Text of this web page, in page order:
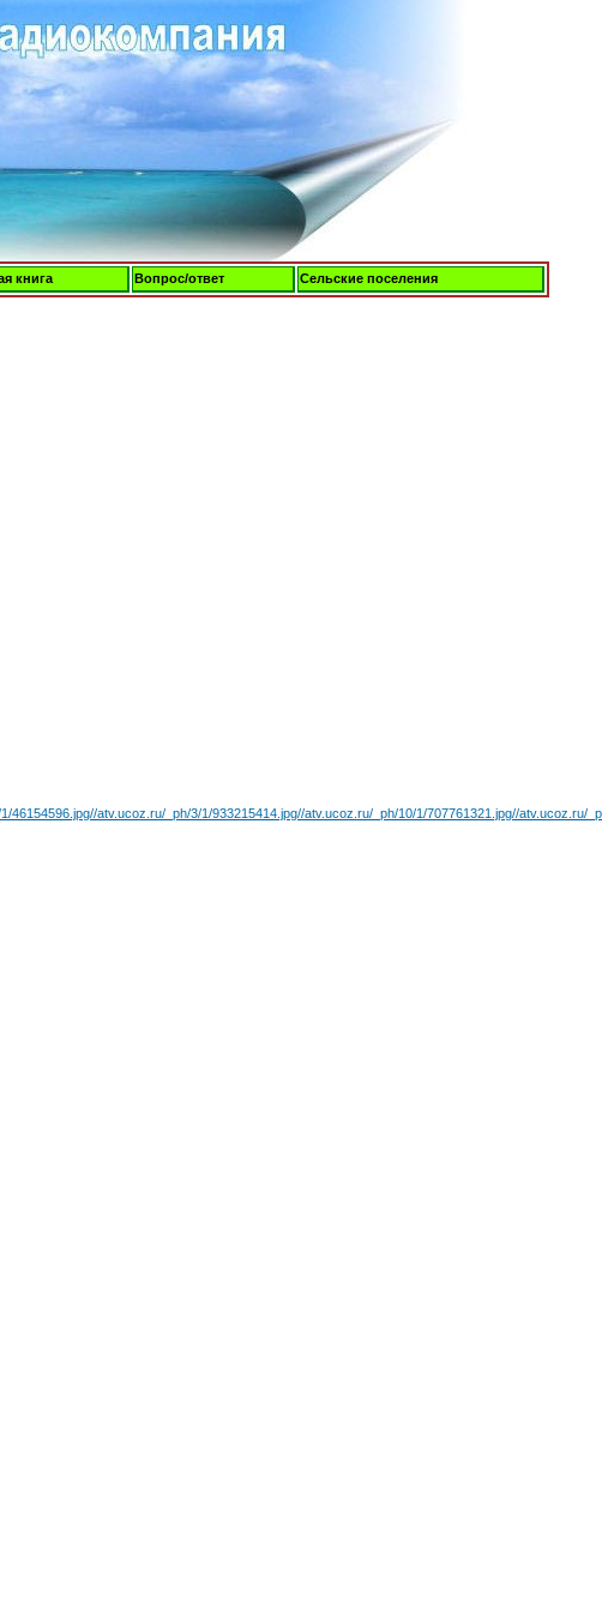
книга Вопрос/ответ Сельские поселения
46154596.jpg//atv.ucoz.ru/_ph/3/1/933215414.jpg//atv.ucoz.ru/_ph/10/1/707761321.jpg//atv.ucoz.ru/